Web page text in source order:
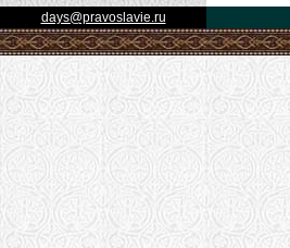
days@pravoslavie.ru